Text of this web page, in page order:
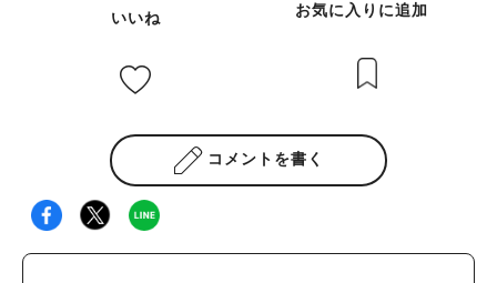
いいね お気に入りに追加
コメントを書く